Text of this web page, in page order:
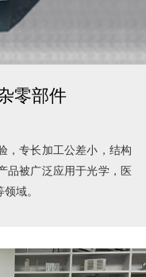
零部件
，专长加工公差小，结构
品被广泛应用于光学，医
域。